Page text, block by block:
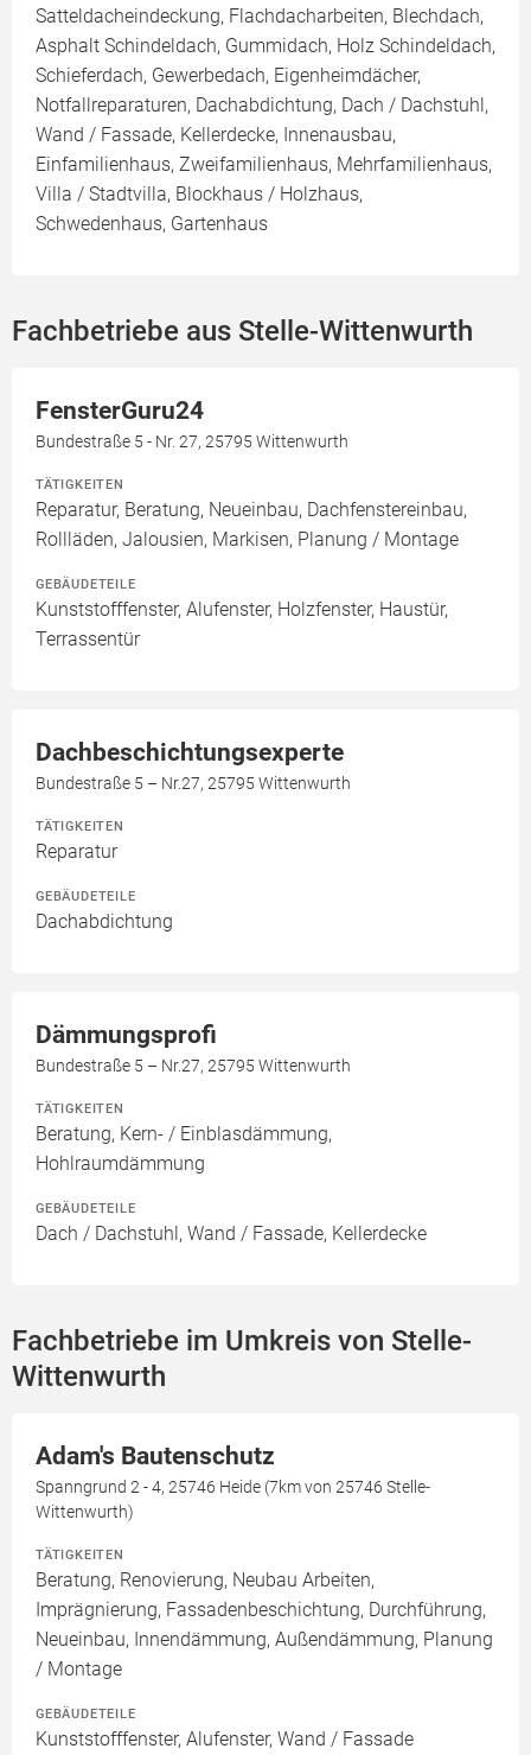
Satteldacheindeckung, Flachdacharbeiten, Blechdach,
Asphalt Schindeldach, Gummidach, Holz Schindeldach,
Schieferdach, Gewerbedach, Eigenheimdächer,
Notfallreparaturen, Dachabdichtung, Dach / Dachstuhl,
Wand / Fassade, Kellerdecke, Innenausbau,
Einfamilienhaus, Zweifamilienhaus, Mehrfamilienhaus,
Villa / Stadtvilla, Blockhaus / Holzhaus,
Schwedenhaus, Gartenhaus
Fachbetriebe aus Stelle-Wittenwurth
FensterGuru24
Bundestraße 5 - Nr. 27, 25795 Wittenwurth
TÄTIGKEITEN
Reparatur, Beratung, Neueinbau, Dachfenstereinbau,
Rollläden, Jalousien, Markisen, Planung / Montage
GEBÄUDETEILE
Kunststofffenster, Alufenster, Holzfenster, Haustür,
Terrassentür
Dachbeschichtungsexperte
Bundestraße 5 – Nr.27, 25795 Wittenwurth
TÄTIGKEITEN
Reparatur
GEBÄUDETEILE
Dachabdichtung
Dämmungsprofi
Bundestraße 5 – Nr.27, 25795 Wittenwurth
TÄTIGKEITEN
Beratung, Kern- / Einblasdämmung,
Hohlraumdämmung
GEBÄUDETEILE
Dach / Dachstuhl, Wand / Fassade, Kellerdecke
Fachbetriebe im Umkreis von Stelle-
Wittenwurth
Adam's Bautenschutz
Spanngrund 2 - 4, 25746 Heide (7km von 25746 Stelle-
Wittenwurth)
TÄTIGKEITEN
Beratung, Renovierung, Neubau Arbeiten,
Imprägnierung, Fassadenbeschichtung, Durchführung,
Neueinbau, Innendämmung, Außendämmung, Planung
/ Montage
GEBÄUDETEILE
Kunststofffenster, Alufenster, Wand / Fassade